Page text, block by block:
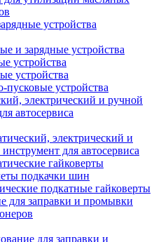
устройства
и зарядные устройства
устройства
устройства
пусковые устройства
электрический и ручной
автосервиса
электрический и
для автосервиса
гайковерты
подкачки шин
подкатные гайковерты
для заправки и промывки
для заправки и